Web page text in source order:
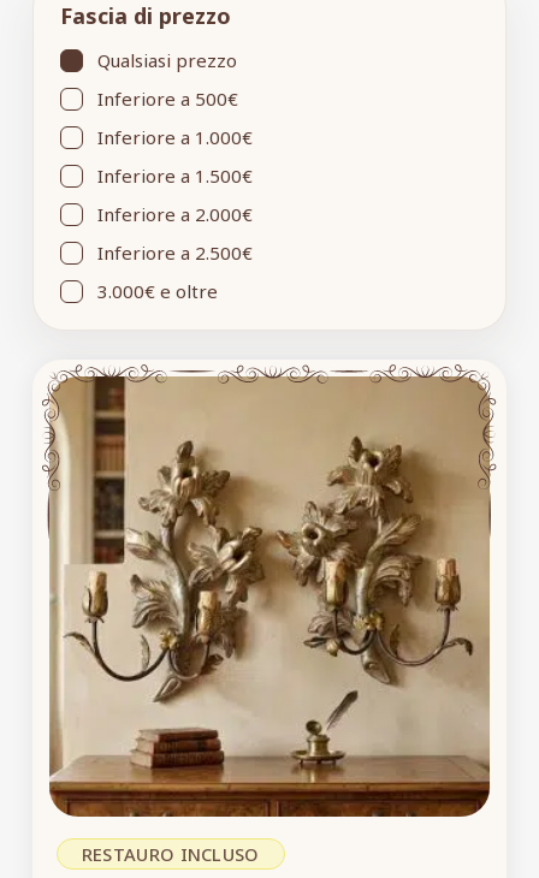
Fascia di prezzo
Qualsiasi prezzo
Inferiore a 500€
Inferiore a 1.000€
Inferiore a 1.500€
Inferiore a 2.000€
Inferiore a 2.500€
3.000€ e oltre
RESTAURO INCLUSO